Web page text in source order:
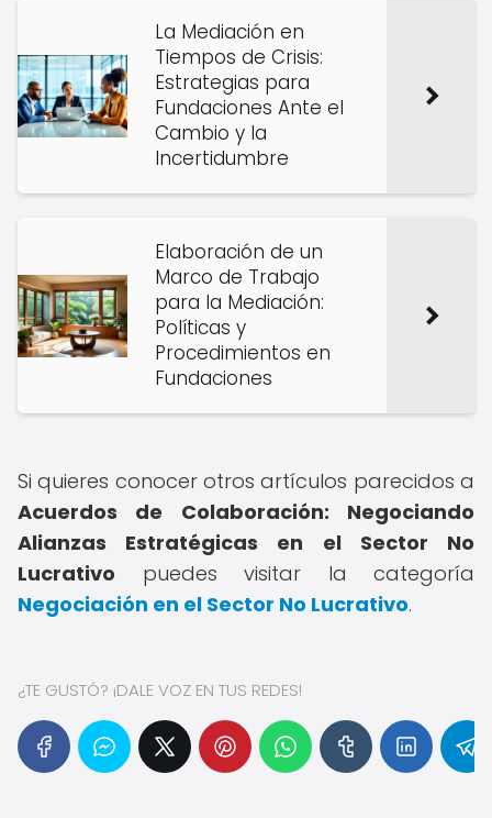
La Mediación en
Tiempos de Crisis:
Estrategias para
Fundaciones Ante el
Cambio y la
Incertidumbre
Elaboración de un
Marco de Trabajo
para la Mediación:
Políticas y
Procedimientos en
Fundaciones
Si quieres conocer otros artículos parecidos a
Acuerdos de Colaboración: Negociando
Alianzas Estratégicas en el Sector No
Lucrativo puedes visitar la categoría
Negociación en el Sector No Lucrativo.
¿TE GUSTÓ? ¡DALE VOZ EN TUS REDES!